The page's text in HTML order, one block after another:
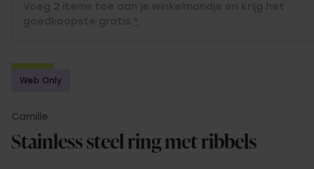
Voeg 2 items toe aan je winkelmandje en krijg het
goedkoopste gratis. *
-50%
Web Only
Camille
Stainless steel ring met ribbels